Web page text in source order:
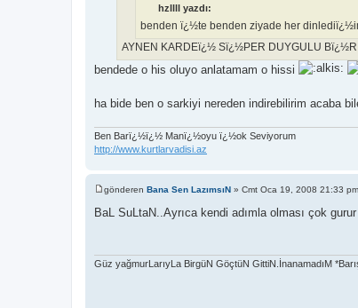
hzllll yazdı:
benden ï¿½te benden ziyade her
AYNEN KARDEï¿½ Sï¿½PER DUYGULU Bï¿½R
bendede o his oluyo anlatamam o hissi
ha bide ben o sarkiyi nereden indirebilirim acaba
Ben Barï¿½ï¿½ Manï¿½oyu ï¿½ok Seviyorum
http://www.kurtlarvadisi.az
M
s
gönderen Bana Sen LazımsıN » Cmt Oca 19, 2008 21:33 pm
BaL SuLtaN..Ayrıca kendi adımla olması çok
Güz yağmurLarıyLa BirgüN GöçtüN GittiN.İnanamadıM